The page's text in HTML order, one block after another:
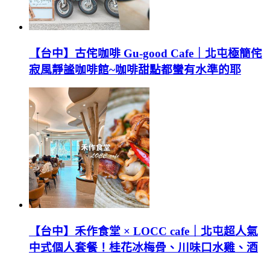
【台中】古侘咖啡 Gu-good Cafe｜北屯極簡侘
寂風靜謐咖啡館~咖啡甜點都蠻有水準的耶
【台中】禾作食堂 × LOCC cafe｜北屯超人氣
中式個人套餐！桂花冰梅骨、川味口水雞、酒